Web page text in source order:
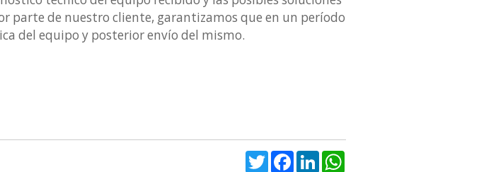
parte de nuestro cliente, garantizamos que en un período
del equipo y posterior envío del mismo.
TwitterFacebook
LinkedIn